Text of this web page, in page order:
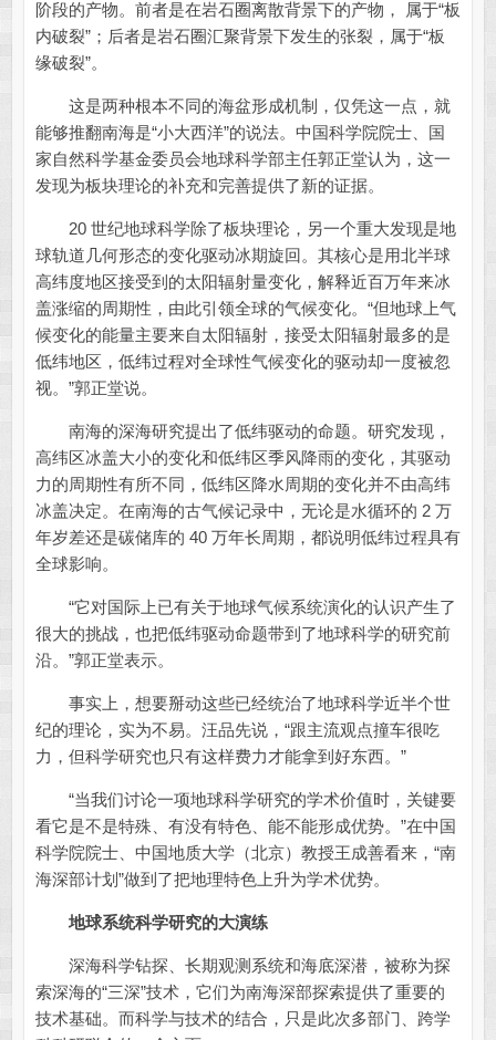
阶段的产物。前者是在岩石圈离散背景下的产物， 属于“板
内破裂”；后者是岩石圈汇聚背景下发生的张裂，属于“板
缘破裂”。
这是两种根本不同的海盆形成机制，仅凭这一点，就
能够推翻南海是“小大西洋”的说法。中国科学院院士、国
家自然科学基金委员会地球科学部主任郭正堂认为，这一
发现为板块理论的补充和完善提供了新的证据。
20 世纪地球科学除了板块理论，另一个重大发现是地
球轨道几何形态的变化驱动冰期旋回。其核心是用北半球
高纬度地区接受到的太阳辐射量变化，解释近百万年来冰
盖涨缩的周期性，由此引领全球的气候变化。“但地球上气
候变化的能量主要来自太阳辐射，接受太阳辐射最多的是
低纬地区，低纬过程对全球性气候变化的驱动却一度被忽
视。”郭正堂说。
南海的深海研究提出了低纬驱动的命题。研究发现，
高纬区冰盖大小的变化和低纬区季风降雨的变化，其驱动
力的周期性有所不同，低纬区降水周期的变化并不由高纬
冰盖决定。在南海的古气候记录中，无论是水循环的 2 万
年岁差还是碳储库的 40 万年长周期，都说明低纬过程具有
全球影响。
“它对国际上已有关于地球气候系统演化的认识产生了
很大的挑战，也把低纬驱动命题带到了地球科学的研究前
沿。”郭正堂表示。
事实上，想要掰动这些已经统治了地球科学近半个世
纪的理论，实为不易。汪品先说，“跟主流观点撞车很吃
力，但科学研究也只有这样费力才能拿到好东西。”
“当我们讨论一项地球科学研究的学术价值时，关键要
看它是不是特殊、有没有特色、能不能形成优势。”在中国
科学院院士、中国地质大学（北京）教授王成善看来，“南
海深部计划”做到了把地理特色上升为学术优势。
地球系统科学研究的大演练
深海科学钻探、长期观测系统和海底深潜，被称为探
索深海的“三深”技术，它们为南海深部探索提供了重要的
技术基础。而科学与技术的结合，只是此次多部门、跨学